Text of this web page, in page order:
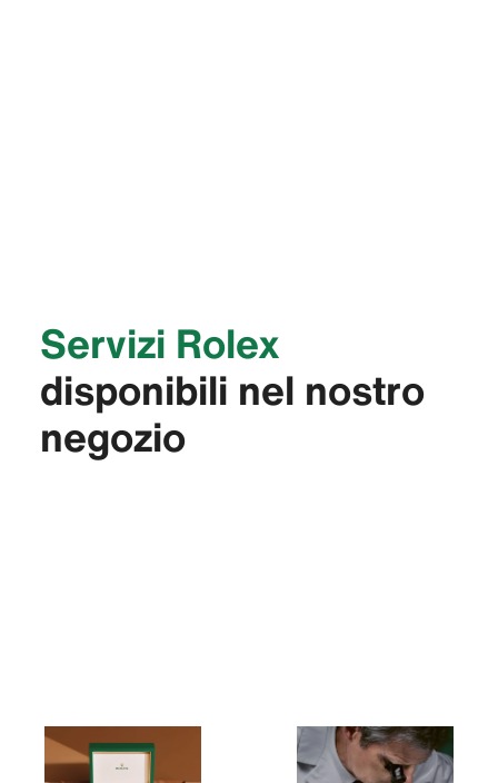
Servizi Rolex
disponibili nel nostro
negozio